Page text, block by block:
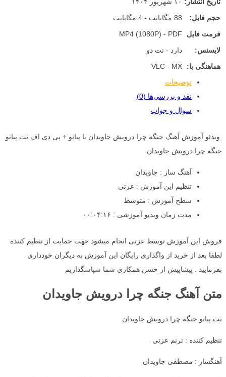
حجم فایل:
88 مگابایت - 4 مگابایت
فرمت فایل
MP4 (1080P) - PDF
لایسنس:
دارد - نت دو
هماهنگی با:
VLC - MX
توضیحات
نقد و بررسی‌ها (0)
سوال و جواب
ویدئو آموزش آهنگ جنگه چرا درویش جاویدان با پیانو + پی دی اف نت پیانو
جنگه چرا درویش جاویدان
آهنگ ساز : جاویدان
تنظیم این آموزش : عزتی
سطح آموزش : متوسط
مدت زمان ویدیو آموزشی : ۰۰:۰۴:۱۶
فروش این آموزش توسط عزتی انجام میشود جهت حمایت از تنظیم کننده
لطفا بعد از خرید از واگذاری رایگان این آموزش به دیگران خودداری
بفرمایید . پیشاپیش از حسن همکاری شما سپاسگذاریم
متن آهنگ جنگه چرا درویش جاویدان
نت پیانو جنگه چرا درویش جاویدان
تنظیم کننده : ترنم عزتی
آهنگساز : مصطفی جاویدان